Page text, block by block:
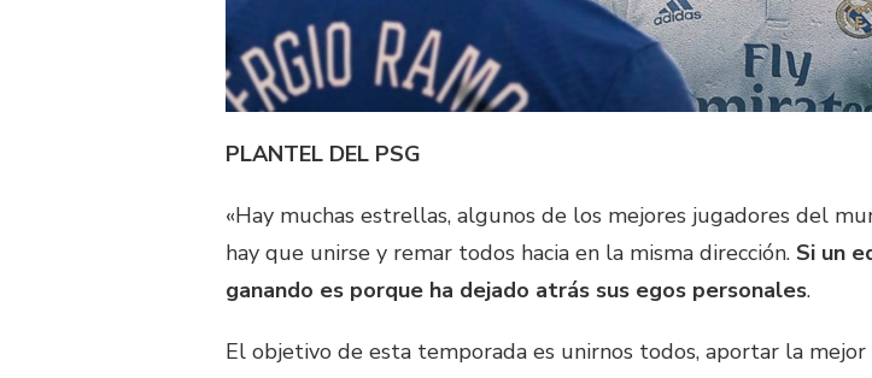
PLANTEL DEL PSG
«Hay muchas estrellas, algunos de los mejores jugadores del
hay que unirse y remar todos hacia en la misma dirección. Si un
ganando es porque ha dejado atrás sus egos personales.
El objetivo de esta temporada es unirnos todos, aportar la mejor